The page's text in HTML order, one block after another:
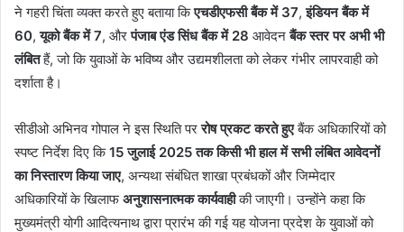
ने गहरी चिंता व्यक्त करते हुए बताया किएचडीएफसी बैंक में 37,इंडियन बैंक में
60,यूको बैंक में 7, औरपंजाब एंड सिंध बैंक में 28 आवेदनबैंक स्तर पर अभी भी
लंबितहैं, जो कि युवाओं के भविष्य और उद्यमशीलता को लेकर गंभीर लापरवाही को
दर्शाता है।
सीडीओ अभिनव गोपाल ने इस स्थिति पररोष प्रकट करते हुएबैंक अधिकारियों को
स्पष्ट निर्देश दिए कि15 जुलाई 2025 तक किसी भी हाल में सभी लंबित आवेदनों
का निस्तारण किया जाए, अन्यथा संबंधित शाखा प्रबंधकों और जिम्मेदार
अधिकारियों के खिलाफअनुशासनात्मक कार्यवाहीकी जाएगी। उन्होंने कहा कि
मुख्यमंत्री योगी आदित्यनाथ द्वारा प्रारंभ की गई यह योजना प्रदेश के युवाओं को